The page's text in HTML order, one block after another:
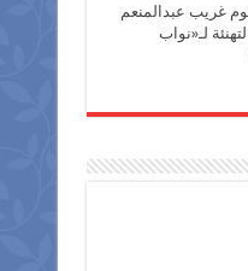
غريب عبدالمنعم
لـ«نواب